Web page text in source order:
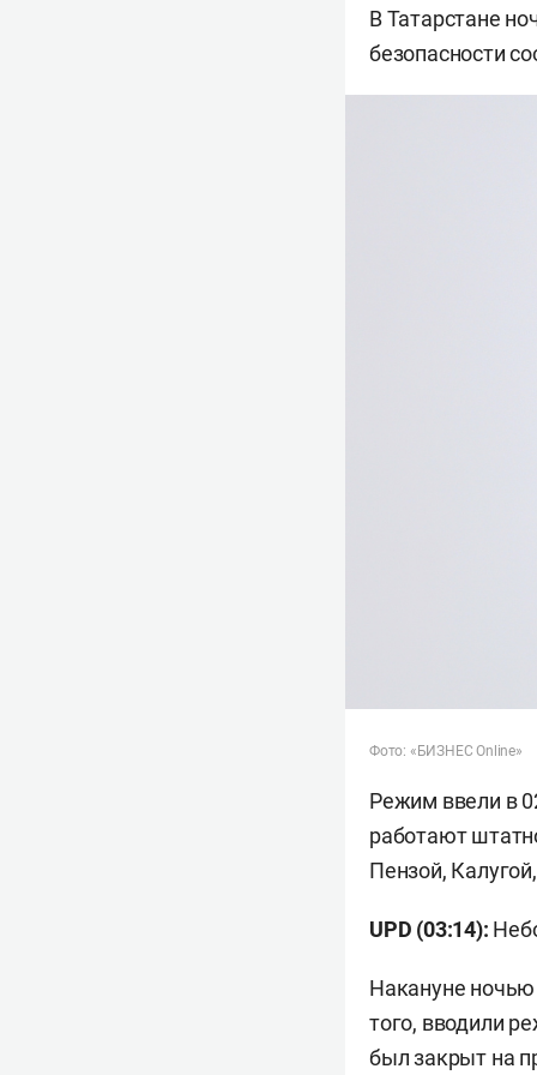
В Татарстане
безопасности
Фото: «БИЗНЕС Online»
Режим ввели в
работают
Пензой,
UPD (03:14):
Накануне
того, вводили
был закрыт на